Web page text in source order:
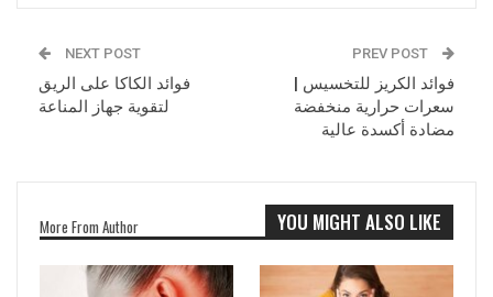
فوائد الكريز للتخسيس |
سعرات حرارية منخفضة
مضادة أكسدة عالية
NEXT POST
فوائد الكاكا على الريق
لتقوية جهاز المناعة
YOU MIGHT ALSO LIKE
More From Author